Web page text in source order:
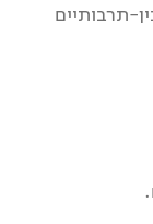
תרבותיים